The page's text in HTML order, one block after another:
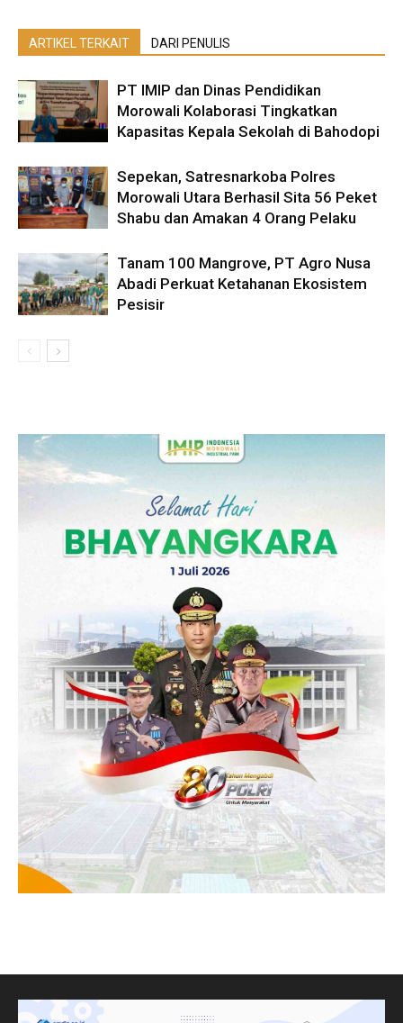
ARTIKEL TERKAIT DARI PENULIS
PT IMIP dan Dinas Pendidikan
Morowali Kolaborasi Tingkatkan
Kapasitas Kepala Sekolah di Bahodopi
Sepekan, Satresnarkoba Polres
Morowali Utara Berhasil Sita 56 Peket
Shabu dan Amakan 4 Orang Pelaku
Tanam 100 Mangrove, PT Agro Nusa
Abadi Perkuat Ketahanan Ekosistem
Pesisir